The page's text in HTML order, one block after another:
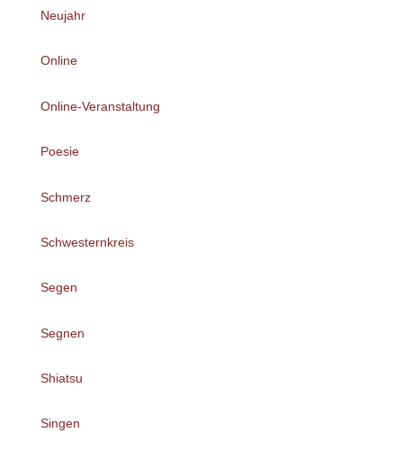
Neujahr
Online
Online-Veranstaltung
Poesie
Schmerz
Schwesternkreis
Segen
Segnen
Shiatsu
Singen